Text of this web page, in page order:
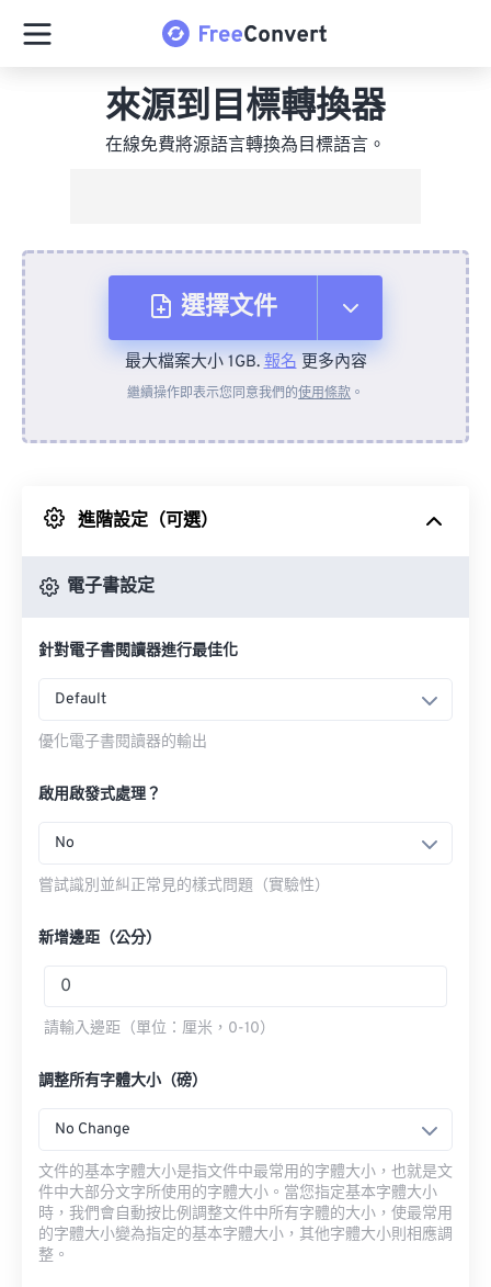
來源到目標轉換器
在線免費將源語言轉換為目標語言。
選擇文件
來自裝置
來自 Google 雲端硬碟
最大檔案大小 1GB.報名更多內容
繼續操作即表示您同意我們的使用條款 。
進階設定（可選）
電子書設定
針對電子書閱讀器進行最佳化
Default
優化電子書閱讀器的輸出
啟用啟發式處理？
No
嘗試識別並糾正常見的樣式問題（實驗性）
新增邊距（公分）
請輸入邊距（單位：厘米，0-10）
調整所有字體大小（磅）
No Change
文件的基本字體大小是指文件中最常用的字體大小，也就是文
件中大部分文字所使用的字體大小。當您指定基本字體大小
時，我們會自動按比例調整文件中所有字體的大小，使最常用
的字體大小變為指定的基本字體大小，其他字體大小則相應調
整。